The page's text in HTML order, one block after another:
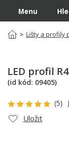
Menu
Hledat v
> Lišty a profily
LED profil
(id kód: 09405)
(5)
Uložit